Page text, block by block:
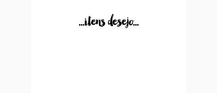
...itens desejo...